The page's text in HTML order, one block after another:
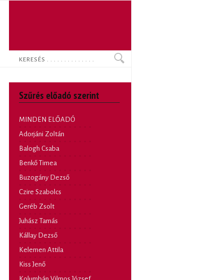
Keresés
Szűrés előadó szerint
MINDEN ELŐADÓ
Adorjáni Zoltán
Balogh Csaba
Benkő Timea
Buzogány Dezső
Czire Szabolcs
Geréb Zsolt
Juhász Tamás
Kállay Dezső
Kelemen Attila
Kiss Jenő